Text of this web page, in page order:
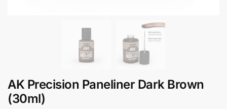
AK Precision Paneliner Dark Brown
(30ml)